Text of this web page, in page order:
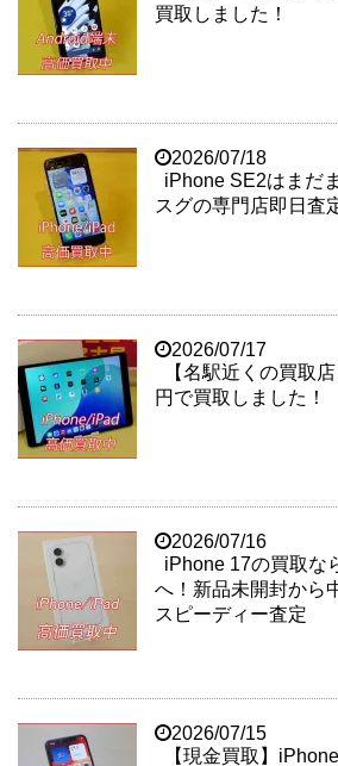
買取しました！
2026/07/18
iPhone SE2はまだ
スグの専門店即日査
2026/07/17
【名駅近くの買取
円で買取しました！
2026/07/16
iPhone 17の買取な
へ！新品未開封から
スピーディー査定
2026/07/15
【現金買取】